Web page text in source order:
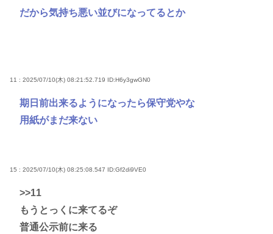
だから気持ち悪い並びになってるとか
11 : 2025/07/10(木) 08:21:52.719 ID:H6y3gwGN0
期日前出来るようになったら保守党やな
用紙がまだ来ない
15 : 2025/07/10(木) 08:25:08.547 ID:Gf2di9VE0
>>11
もうとっくに来てるぞ
普通公示前に来る